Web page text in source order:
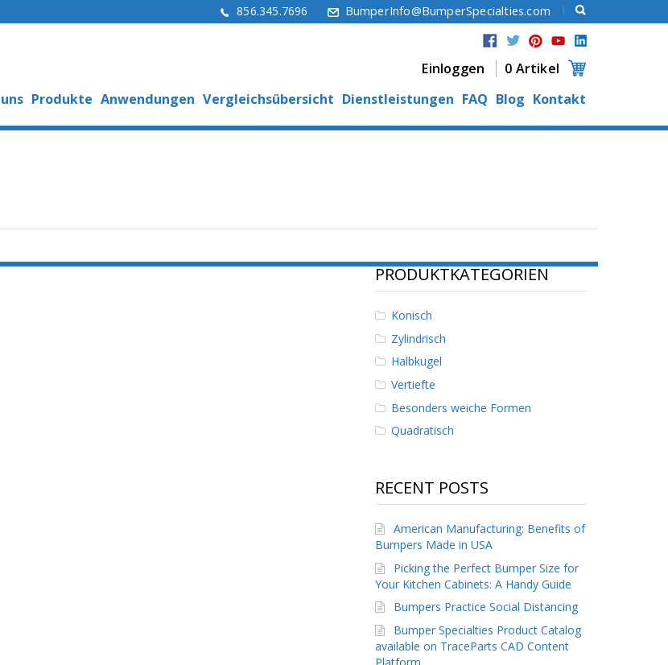
856.345.7696 BumperInfo@BumperSpecialties.com
Einloggen
0 Artikel
Produkte Anwendungen Vergleichsübersicht Dienstleistungen FAQ Blog Kontakt
PRODUKTKATEGORIEN
Konisch
Zylindrisch
Halbkugel
Vertiefte
Besonders weiche Formen
Quadratisch
RECENT POSTS
American Manufacturing: Benefits of
Bumpers Made in USA
Picking the Perfect Bumper Size for
Your Kitchen Cabinets: A Handy Guide
Bumpers Practice Social Distancing
Bumper Specialties Product Catalog
available on TraceParts CAD Content